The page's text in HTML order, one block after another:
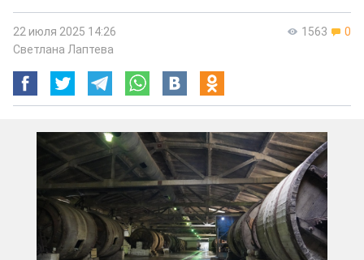
1563 0
22 июля 2025 14:26
Светлана Лаптева